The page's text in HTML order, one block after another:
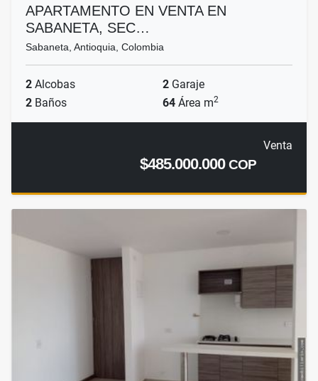
APARTAMENTO EN VENTA EN
SABANETA, SEC…
Sabaneta, Antioquia, Colombia
2 Alcobas 2 Garaje
2 Baños 64 Área m2
Venta
$485.000.000COP